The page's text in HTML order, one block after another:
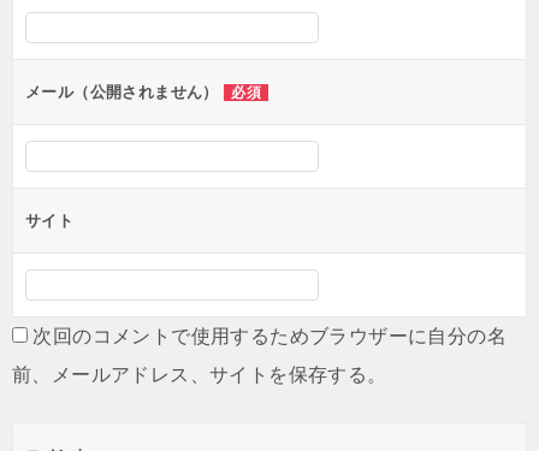
シ
ンメール（公開されません） 必須
サイト
次回のコメントで使用するためブラウザーに自分の名
前、メールアドレス、サイトを保存する。